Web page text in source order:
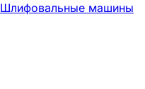
Шлифовальные машины